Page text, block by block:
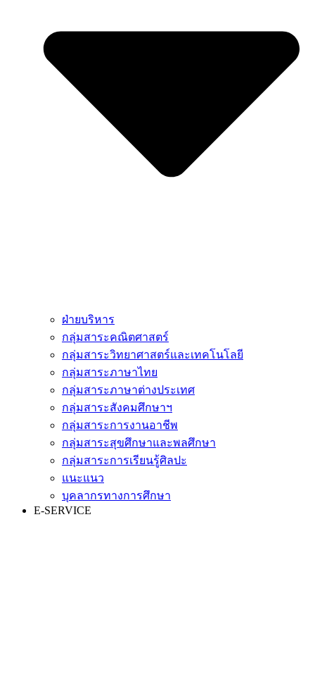
ฝ่ายบริหาร
กลุ่มสาระคณิตศาสตร์
กลุ่มสาระวิทยาศาสตร์และเทคโนโลยี
กลุ่มสาระภาษาไทย
กลุ่มสาระภาษาต่างประเทศ
กลุ่มสาระสังคมศึกษาฯ
กลุ่มสาระการงานอาชีพ
กลุ่มสาระสุขศึกษาและพลศึกษา
กลุ่มสาระการเรียนรู้ศิลปะ
แนะแนว
บุคลากรทางการศึกษา
E-SERVICE